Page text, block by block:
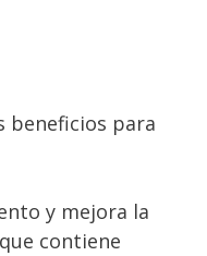
beneficios para
y mejora la
contiene